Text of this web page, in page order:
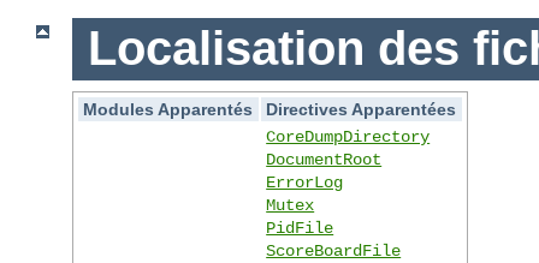
Localisation des
Modules Apparentés
Directives Apparentées
CoreDumpDirectory
DocumentRoot
ErrorLog
Mutex
PidFile
ScoreBoardFile